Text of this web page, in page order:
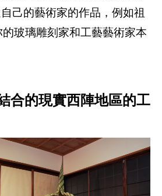
己的藝術家的作品，例如祖
玻璃雕刻家和工藝藝術家本
合的現實西陣地區的工